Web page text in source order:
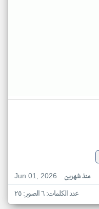
Jun 01, 2026
منذ شهرين
عدد الكلمات: ٦ الصور: ٢٥